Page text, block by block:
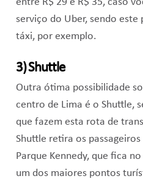
entre R$ 29 e R$ 35, caso
serviço do Uber, sendo este
táxi, por exemplo.
3) Shuttle
Outra ótima possibilidade
centro de Lima é o Shuttle,
que fazem esta rota de
Shuttle retira os
Parque Kennedy, que fica
um dos maiores pontos